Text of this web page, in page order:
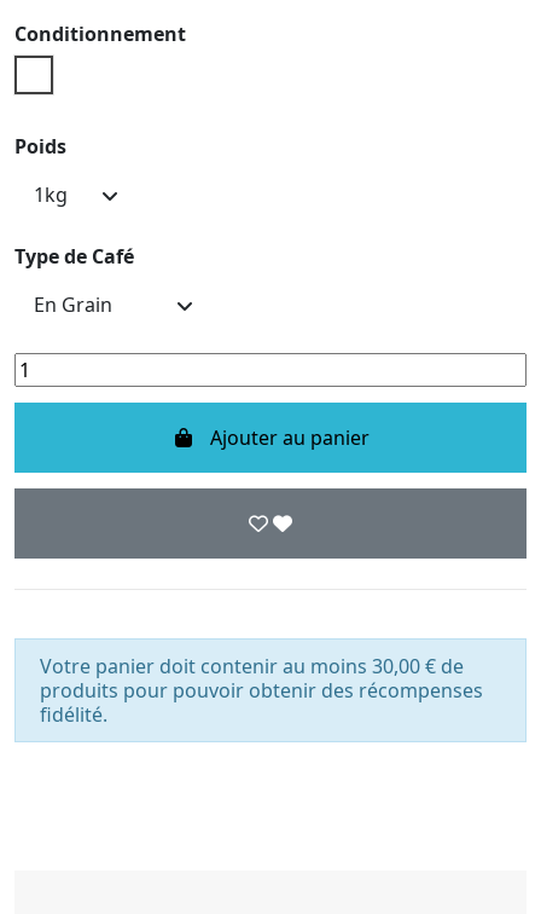
Conditionnement
Poids
Type de Café
Ajouter au panier
Votre panier doit contenir au moins 30,00 € de
produits pour pouvoir obtenir des récompenses
fidélité.